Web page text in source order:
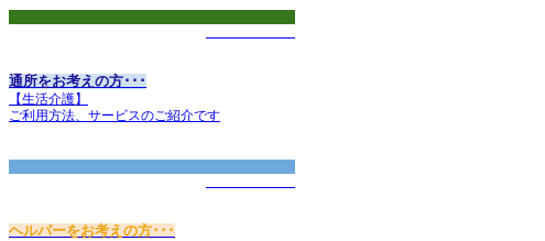
通所をお考えの方･･･
【生活介護】
ご利用方法、サービスのご紹介です
ヘルパーをお考えの方･･･